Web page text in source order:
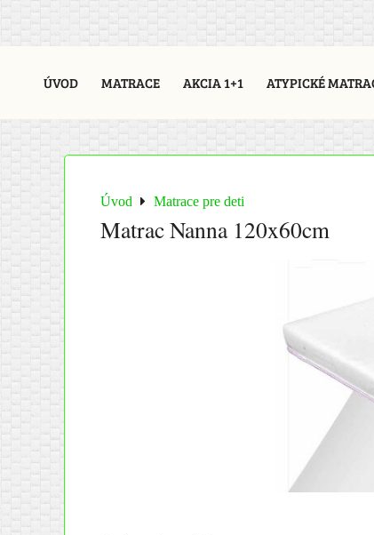
ÚVOD MATRACE AKCIA 1+1 ATYPICKÉ
Úvod Matrace pre deti
Matrac Nanna 120x60cm